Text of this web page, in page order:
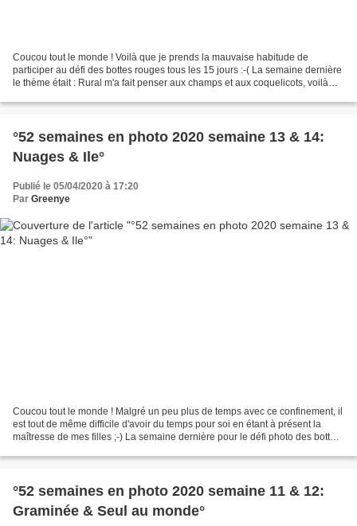
Coucou tout le monde ! Voilà que je prends la mauvaise habitude de
participer au défi des bottes rouges tous les 15 jours :-( La semaine dernière
le thème était : Rural m'a fait penser aux champs et aux coquelicots, voilà
°52 semaines en photo 2020 semaine 13 & 14:
Nuages & Ile°
Publié le 05/04/2020 à 17:20
Par Greenye
Coucou tout le monde ! Malgré un peu plus de temps avec ce confinement, il
est tout de même difficile d'avoir du temps pour soi en étant à présent la
maîtresse de mes filles ;-) La semaine dernière pour le défi photo des bottes
°52 semaines en photo 2020 semaine 11 & 12:
Graminée & Seul au monde°